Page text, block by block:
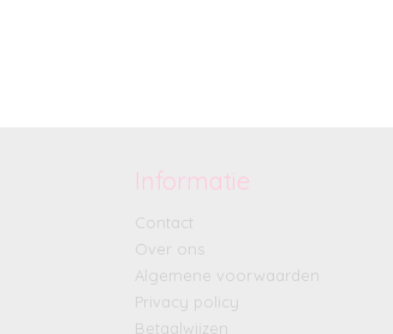
Informatie
Contact
Over ons
Algemene voorwaarden
Privacy policy
Betaalwijzen